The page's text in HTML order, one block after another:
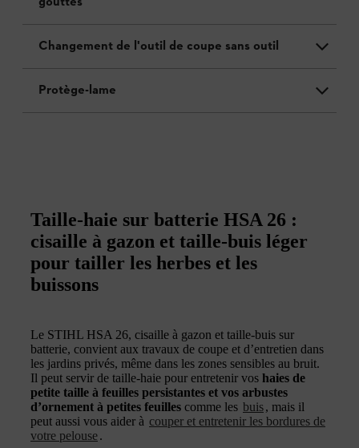
Changement de l'outil de coupe sans outil
Protège-lame
Taille-haie sur batterie HSA 26 :
cisaille à gazon et taille-buis léger
pour tailler les herbes et les
buissons
Le STIHL HSA 26, cisaille à gazon et taille-buis sur
batterie, convient aux travaux de coupe et d’entretien dans
les jardins privés, même dans les zones sensibles au bruit.
Il peut servir de taille-haie pour entretenir vos haies de
petite taille à feuilles persistantes et vos arbustes
d’ornement à petites feuilles comme les buis, mais il
peut aussi vous aider à couper et entretenir les bordures de
votre pelouse.